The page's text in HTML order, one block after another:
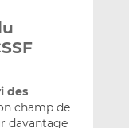
des
champ de
davantage